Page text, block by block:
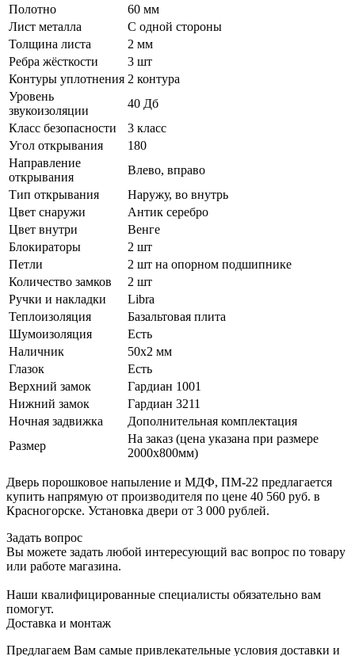
Полотно
60 мм
Лист металла
С одной стороны
Толщина листа
2 мм
Ребра жёсткости
3 шт
Контуры уплотнения 2 контура
Уровень
звукоизоляции
40 Дб
Класс безопасности
3 класс
Угол открывания
180
Направление
открывания
Влево, вправо
Тип открывания
Наружу, во внутрь
Цвет снаружи
Антик серебро
Цвет внутри
Венге
Блокираторы
2 шт
Петли
2 шт на опорном подшипнике
Количество замков
2 шт
Ручки и накладки
Libra
Теплоизоляция
Базальтовая плита
Шумоизоляция
Есть
Наличник
50х2 мм
Глазок
Есть
Верхний замок
Гардиан 1001
Нижний замок
Гардиан 3211
Ночная задвижка
Дополнительная комплектация
Размер
На заказ (цена указана при размере
2000х800мм)
Дверь порошковое напыление и МДФ, ПМ-22 предлагается
купить напрямую от производителя по цене 40 560 руб. в
Красногорске. Установка двери от 3 000 рублей.
Задать вопрос
Вы можете задать любой интересующий вас вопрос по товару
или работе магазина.
Наши квалифицированные специалисты обязательно вам
помогут.
Доставка и монтаж
Предлагаем Вам самые привлекательные условия доставки и